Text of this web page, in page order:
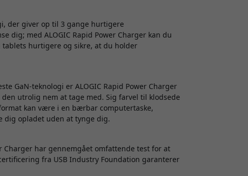
der giver op til 3 gange hurtigere
dig; med ALOGIC Rapid Power Charger kan du
hurtigere og sikre, at du holder
GaN-teknologi er ALOGIC Rapid Power Charger
utrolig nem at tage med. Sig farvel til klodsede
kan være i en bærbar computertaske,
dig opladet uden at tynge dig.
Charger har gennemgået omfattende test for at
fra USB Industry Foundation garanterer